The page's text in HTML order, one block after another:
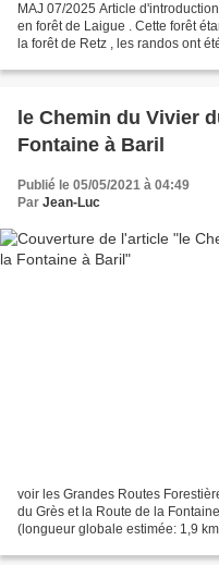
MAJ 07/2025 Article
en forêt de Laigue . Cette forêt
la forêt de Retz , les randos ont
le Chemin du Vivier
Fontaine à Baril
Publié le 05/05/2021 à 04:49
Par Jean-Luc
voir les Grandes Routes
du Grès et la Route de la
(longueur globale estimée: 1,9